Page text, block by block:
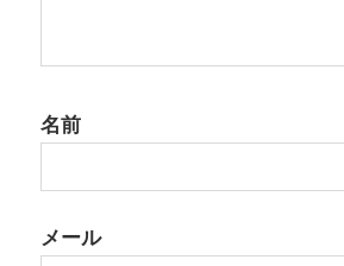
名前
メール